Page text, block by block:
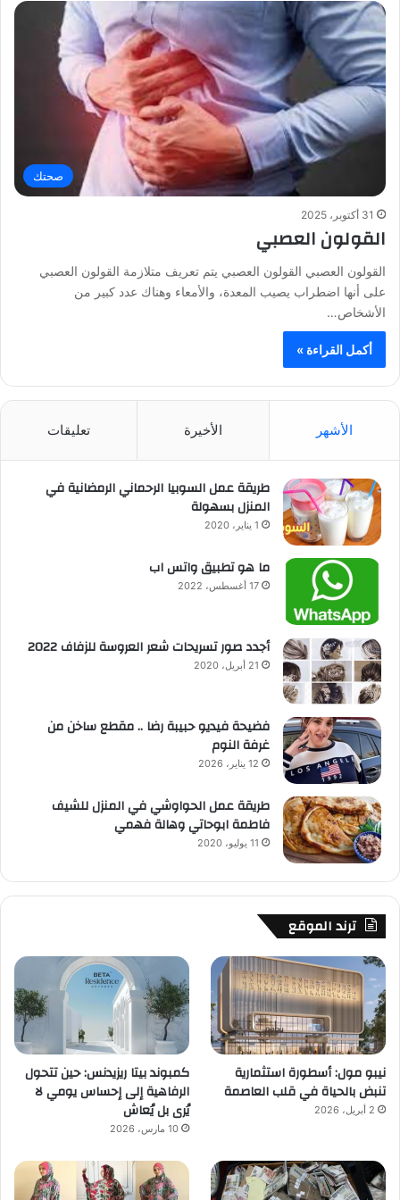
صحتك
31 أكتوبر، 2025
القولون العصبي
القولون العصبي القولون العصبي يتم تعريف متلازمة القولون العصبي
على أنها اضطراب يصيب المعدة، والأمعاء وهناك عدد كبير من
الأشخاص…
أكمل القراءة »
الأشهر الأخيرة تعليقات
طريقة عمل السوبيا الرحماني الرمضانية في
المنزل بسهولة
1 يناير، 2020
ما هو تطبيق واتس اب
17 أغسطس، 2022
أجدد صور تسريحات شعر العروسة للزفاف 2022
21 أبريل، 2020
فضيحة فيديو حبيبة رضا .. مقطع ساخن من
غرفة النوم
12 يناير، 2026
طريقة عمل الحواوشي في المنزل للشيف
فاطمة ابوحاتي وهالة فهمي
11 يوليو، 2020
ترند الموقع
نيبو مول: أسطورة استثمارية
تنبض بالحياة في قلب العاصمة
2 أبريل، 2026
كمبوند بيتا ريزيدنس: حين تتحول
الرفاهية إلى إحساس يومي لا
يُرى بل يُعاش
10 مارس، 2026